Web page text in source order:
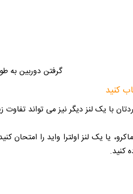
گرفتن دوربین به
با یک لنز دیگر نیز می تواند تفاوت
یا یک لنز اولترا واید را امتحان
کنید.